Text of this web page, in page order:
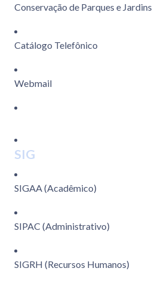
Conservação de Parques e Jardins
Catálogo Telefônico
Webmail
SIG
SIGAA (Acadêmico)
SIPAC (Administrativo)
SIGRH (Recursos Humanos)